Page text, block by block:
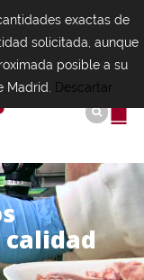
s
calidad
exactas de
solicitada, aunque
posible a su
Madrid.
Descartar